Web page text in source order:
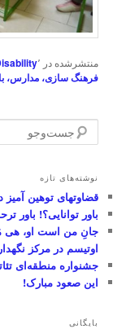
منتشرشده در ٬
فرهنگ سازی، مدارس،
س
و
و
نوشته‌های تازه
قضاوتهای توهین آمیز
باور توانایی؟! باور
جانِ من است او، هی
اوتیسم در مرکز
جشنواره منطقه‌ای
این صعود مبارک!
بایگانی